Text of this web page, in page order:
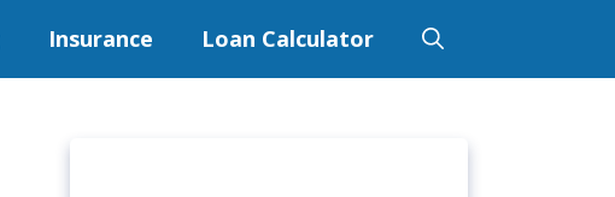
Insurance Loan Calculator